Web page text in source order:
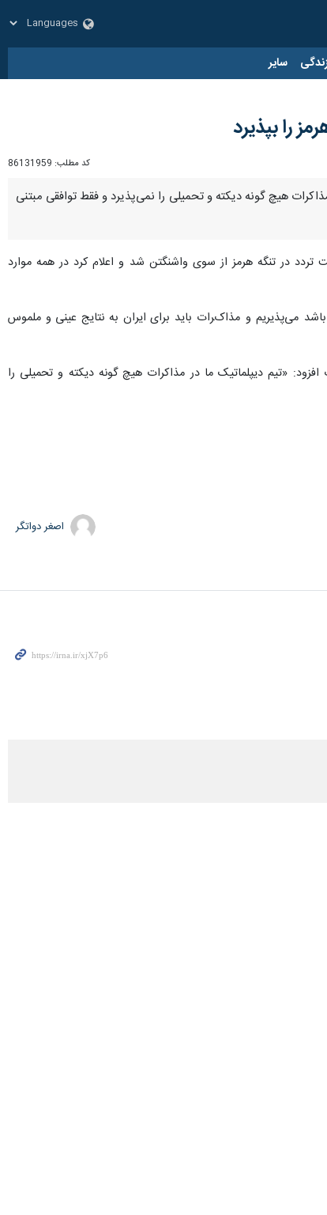
سایر
را بپذیرد
کد مطلب: 86131959
هیچ گونه دیکته و تحمیلی را نمی‌پذیرد و فقط توافقی مبتنی
در تنگه هرمز از سوی واشنگتن شد و اعلام کرد در همه موارد
می‌پذیریم و مذاکرات باید برای ایران به نتایج عینی و ملموس
«تیم دیپلماتیک ما در مذاکرات هیچ گونه دیکته و تحمیلی را
اصغر دواتگر